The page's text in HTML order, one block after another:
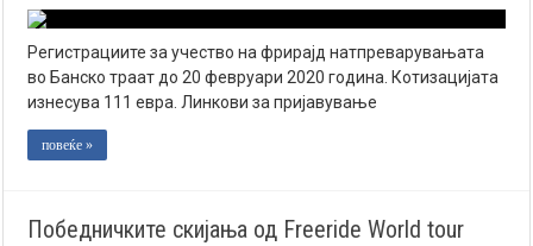
Регистрациите за учество на фрирајд натпреварувањата
во Банско траат до 20 февруари 2020 година. Котизацијата
изнесува 111 евра. Линкови за пријавување
повеќе »
Победничките скијања од Freeride World tour